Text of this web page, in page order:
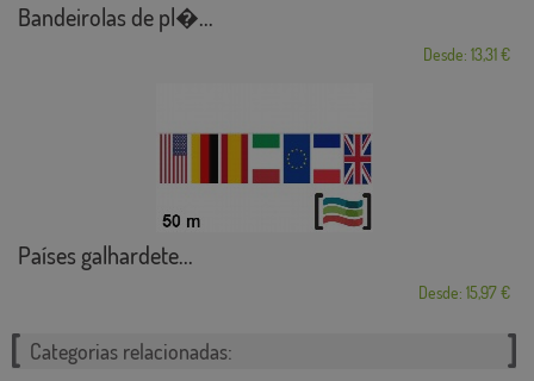
Bandeirolas de pl�...
Desde: 13,31 €
Países galhardete...
Desde: 15,97 €
Categorias relacionadas: